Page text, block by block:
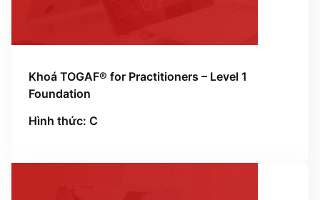
Khoá TOGAF® for Practitioners – Level 1
Foundation
Hình thức: C